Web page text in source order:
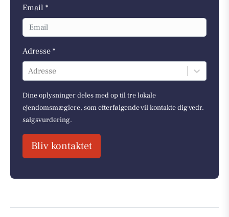
Email *
Adresse *
Adresse
Dine oplysninger deles med op til tre lokale
ejendomsmæglere, som efterfølgende vil kontakte dig vedr.
salgsvurdering.
Bliv kontaktet